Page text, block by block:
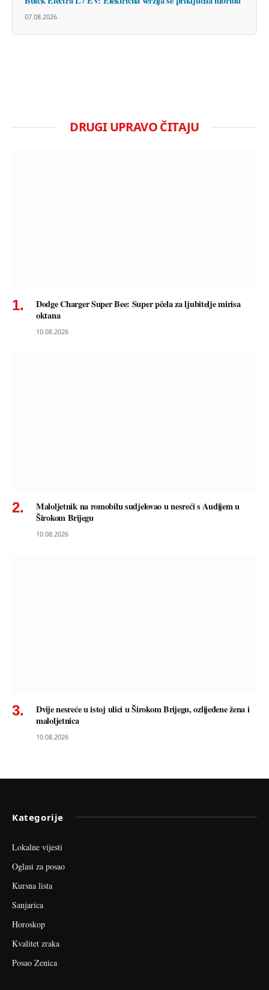
07.08.2026
DRUGI UPRAVO ČITAJU
Dodge Charger Super Bee: Super pčela za ljubitelje mirisa
oktana
10.08.2026
Maloljetnik na romobilu sudjelovao u nesreći s Audijem u
Širokom Brijegu
10.08.2026
Dvije nesreće u istoj ulici u Širokom Brijegu, ozlijeđene žena i
maloljetnica
10.08.2026
Kategorije
Lokalne vijesti
Oglasi za posao
Kursna lista
Sanjarica
Horoskop
Kvalitet zraka
Posao Zenica